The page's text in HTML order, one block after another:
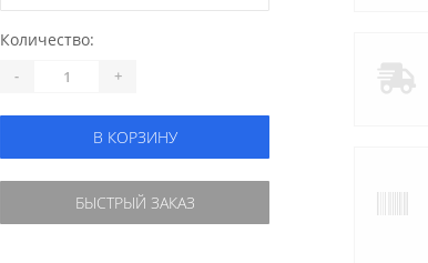
Количество:
- +
В КОРЗИНУ
БЫСТРЫЙ ЗАКАЗ